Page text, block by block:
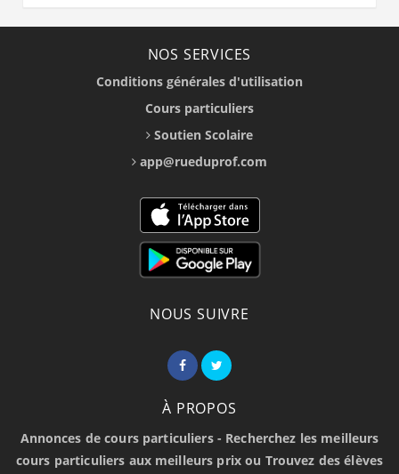
NOS SERVICES
Conditions générales d'utilisation
Cours particuliers
Soutien Scolaire
app@rueduprof.com
NOUS SUIVRE
À PROPOS
Annonces de cours particuliers - Recherchez les meilleurs
cours particuliers aux meilleurs prix ou Trouvez des élèves